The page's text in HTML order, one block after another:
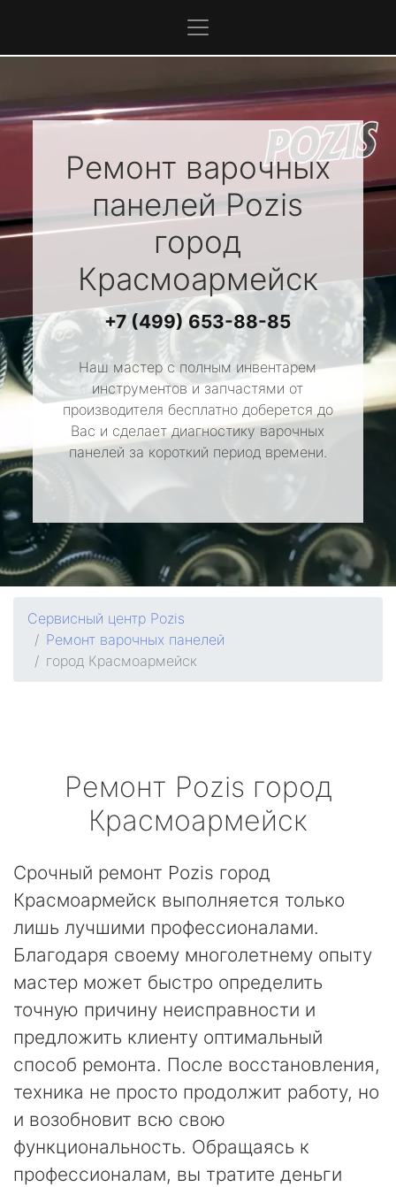
Ремонт варочных
панелейPozis
город
Красмоармейск
+7 (499) 653-88-85
Наш мастер с полным инвентарем
инструментов и запчастями от
производителя бесплатно доберется до
Вас и сделает диагностику варочных
панелей за короткий период времени.
Сервисный центр Pozis
Ремонт варочных панелей
город Красмоармейск
Ремонт Pozis город
Красмоармейск
Срочный ремонт Pozis город
Красмоармейск выполняется только
лишь лучшими профессионалами.
Благодаря своему многолетнему опыту
мастер может быстро определить
точную причину неисправности и
предложить клиенту оптимальный
способ ремонта. После восстановления,
техника не просто продолжит работу, но
и возобновит всю свою
функциональность. Обращаясь к
профессионалам, вы тратите деньги